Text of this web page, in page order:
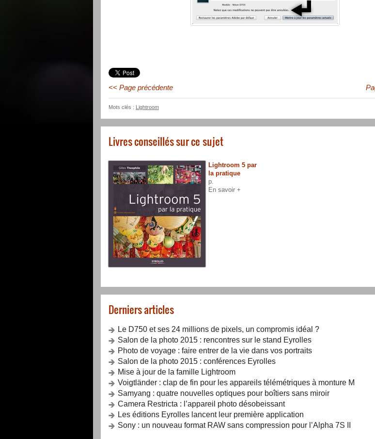
<< Page précédente
Mots clés : Lightroom
Livres conseillés sur ce sujet
Lightroom 5 par
la pratique
p.
En savoir +
Derniers articles
Le D750 et ses 24 millions de pixels, un compromis idéal ?
Salon de la photo 2015 : rencontres sur le stand Eyrolles
Photo de voyage : faire entrer de la vie dans vos portraits
Salon de la photo 2015 : conférences Eyrolles
Mise à jour de la famille Lightroom
Voigtländer : clap de fin pour les appareils télémétriques à monture M
Samyang : quatre nouvelles optiques pour boîtiers sans miroir
Camera Restricta : l’appareil photo désobeissant
Les éditions Eyrolles lancent leur première application
Sony : un nouveau format RAW sans compression pour l’Alpha 7S II